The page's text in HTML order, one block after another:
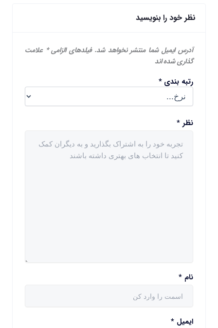
نظر خود را بنویسید
آدرس ایمیل شما منتشر نخواهد شد. فیلدهای الزامی* علامت
گذاری شده اند
رتبه بندی*
نظر *
نام *
ایمیل *